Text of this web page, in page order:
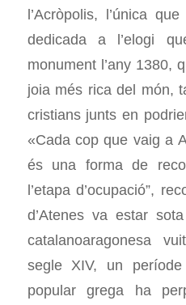
l’Acròpolis, l’única
dedicada a l’elogi
monument l’any 1380,
joia més rica del món,
cristians junts en
«Cada cop que vaig a
és una forma de
l’etapa d’ocupació”,
d’Atenes va estar
catalanoaragonesa
segle XIV, un
popular grega ha